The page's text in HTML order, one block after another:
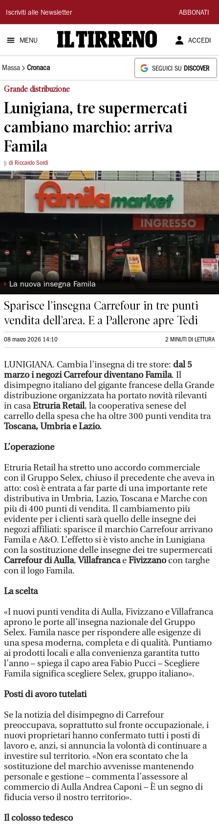
Il
Tirreno
Iscriviti alle Newsletter ABBONATI
MENU ACCEDI
Massa Cronaca SEGUICI SU DISCOVER
Grande distribuzione
Lunigiana, tre supermercati
cambiano marchio: arriva
Famila
di Riccardo Sordi
◗ La nuova insegna Famila
Sparisce l’insegna Carrefour in tre punti
vendita dell’area. E a Pallerone apre Tedi
08 marzo 2026 14:10 2 MINUTI DI LETTURA
LUNIGIANA. Cambia l’insegna di tre store: dal 5
marzo i negozi Carrefour diventano Famila. Il
disimpegno italiano del gigante francese della Grande
distribuzione organizzata ha portato novità rilevanti
in casaEtruria Retail, la cooperativa senese del
carrello della spesa che ha oltre 300 punti vendita tra
Toscana, Umbria e Lazio.
L’operazione
Etruria Retail ha stretto uno accordo commerciale
con il Gruppo Selex, chiuso il precedente che aveva in
atto: così è entrata a far parte di una importante rete
distributiva in Umbria, Lazio, Toscana e Marche con
più di 400 punti di vendita. Il cambiamento più
evidente per i clienti sarà quello delle insegne dei
negozi affiliati: sparisce il marchio Carrefour arrivano
Famila e A&O. L’effetto si è visto anche in Lunigiana
con la sostituzione delle insegne dei tre supermercati
Carrefour di Aulla,VillafrancaeFivizzanocon targhe
con il logo Famila.
La scelta
«I nuovi punti vendita di Aulla, Fivizzano e Villafranca
aprono le porte all’insegna nazionale del Gruppo
Selex. Famila nasce per rispondere alle esigenze di
una spesa moderna, completa e di qualità. Puntiamo
ai prodotti locali e alla convenienza garantita tutto
l’anno – spiega il capo area Fabio Pucci – Scegliere
Famila significa scegliere Selex, gruppo italiano».
Posti di avoro tutelati
Se la notizia del disimpegno di Carrefour
preoccupava, soprattutto sul fronte occupazionale, i
nuovi proprietari hanno confermato tutti i posti di
lavoro e, anzi, si annuncia la volontà di continuare a
investire sul territorio. «Non era scontato che la
sostituzione del marchio avvenisse mantenendo
personale e gestione – commenta l’assessore al
commercio di Aulla Andrea Caponi – È un segno di
fiducia verso il nostro territorio».
Il colosso tedesco